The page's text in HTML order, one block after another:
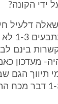
ידי הקונה?
דלעיל
מעדכון
תיווך הגם
שולם לנתבעים 1-3